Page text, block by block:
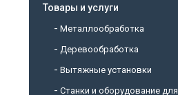
Товары и услуги
Металлообработка
Деревообработка
Вытяжные установки
Станки и оборудование для